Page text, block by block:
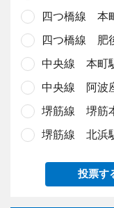
四つ橋線 本
四つ橋線 肥
中央線 本町
中央線 阿波
堺筋線 堺筋
堺筋線 北浜
投票す